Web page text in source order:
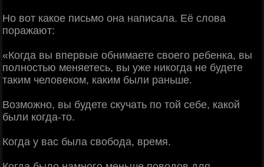
Но вот какое письмо она написала. Её слова
поражают:
«Когда вы впервые обнимаете своего ребенка, вы
полностью меняетесь, вы уже никогда не будете
таким человеком, каким были раньше.
Возможно, вы будете скучать по той себе, какой
были когда-то.
Когда у вас была свобода, время.